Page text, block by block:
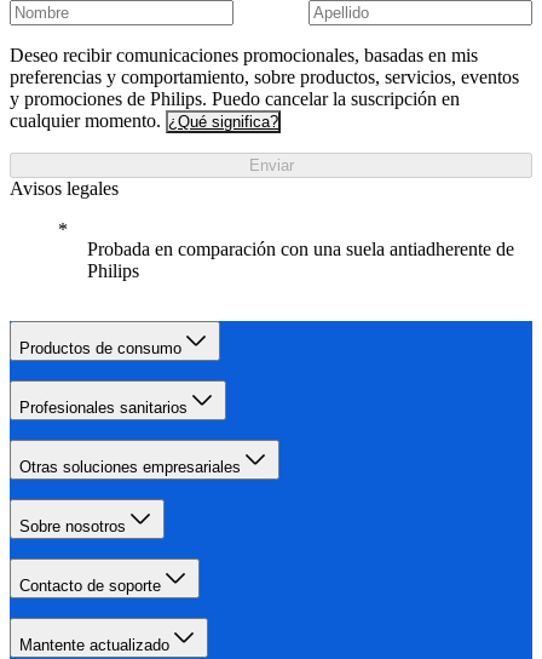
Deseo recibir comunicaciones promocionales, basadas en mis
preferencias y comportamiento, sobre productos, servicios, eventos
y promociones de Philips. Puedo cancelar la suscripción en
cualquier momento. ¿Qué significa?
Enviar
Avisos legales
Probada en comparación con una suela antiadherente de
Philips
Productos de consumo
Profesionales sanitarios
Otras soluciones empresariales
Sobre nosotros
Contacto de soporte
Mantente actualizado